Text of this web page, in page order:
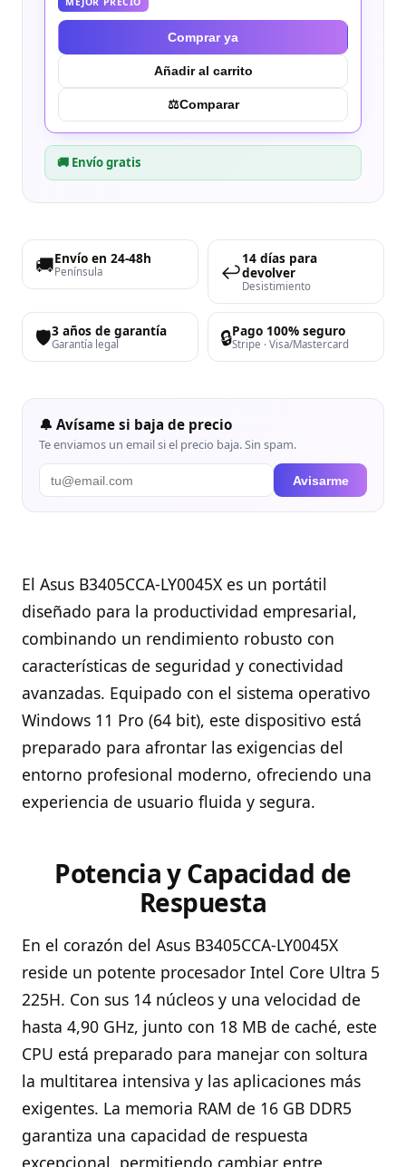
Comprar ya
Añadir al carrito
⚖︎Comparar
🚚 Envío gratis
🚚Envío en 24-48h
Península ↩️
14 días para
devolver
Desistimiento
🛡️3 años de garantía
Garantía legal 🔒Pago 100% seguro
Stripe · Visa/Mastercard
🔔 Avísame si baja de precio
Te enviamos un email si el precio baja. Sin spam.
Avisarme
El Asus B3405CCA-LY0045X es un portátil
diseñado para la productividad empresarial,
combinando un rendimiento robusto con
características de seguridad y conectividad
avanzadas. Equipado con el sistema operativo
Windows 11 Pro (64 bit), este dispositivo está
preparado para afrontar las exigencias del
entorno profesional moderno, ofreciendo una
experiencia de usuario fluida y segura.
Potencia y Capacidad de
Respuesta
En el corazón del Asus B3405CCA-LY0045X
reside un potente procesador Intel Core Ultra 5
225H. Con sus 14 núcleos y una velocidad de
hasta 4,90 GHz, junto con 18 MB de caché, este
CPU está preparado para manejar con soltura
la multitarea intensiva y las aplicaciones más
exigentes. La memoria RAM de 16 GB DDR5
garantiza una capacidad de respuesta
excepcional, permitiendo cambiar entre